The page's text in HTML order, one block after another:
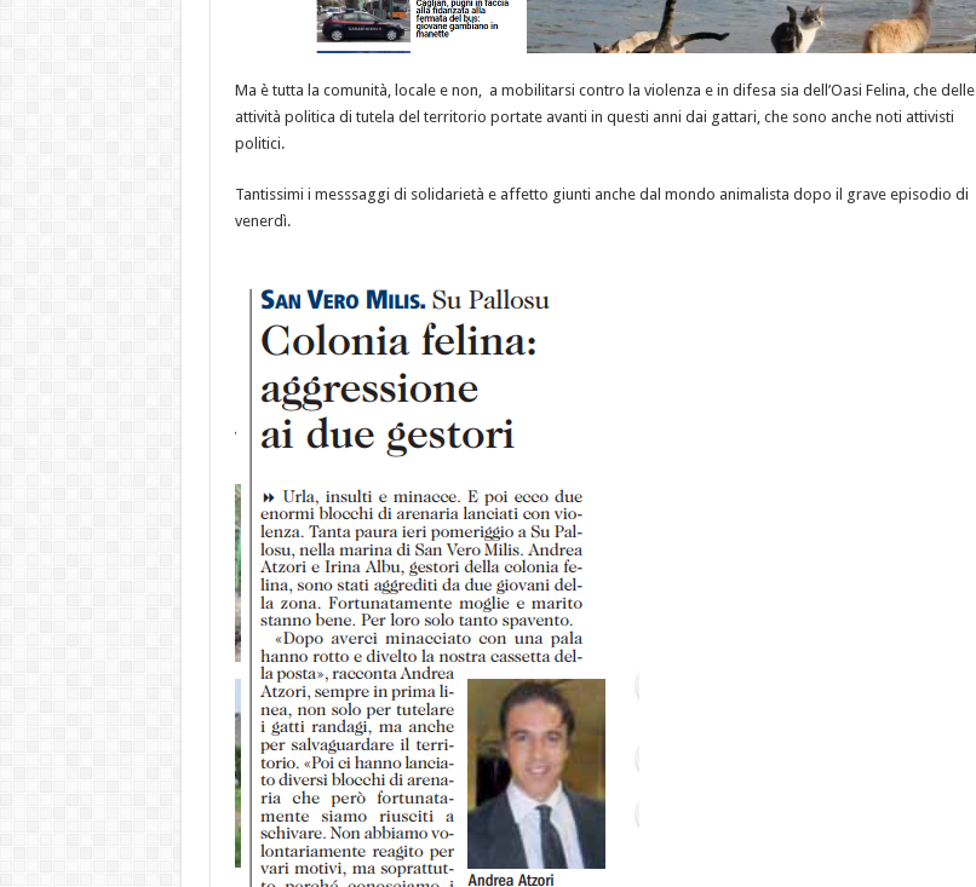
Ma è tutta la comunità, locale e non, a mobilitarsi contro la violenza e in difesa sia dell’Oasi Felina, che delle
attività politica di tutela del territorio portate avanti in questi anni dai gattari, che sono anche noti attivisti
politici.
Tantissimi i messsaggi di solidarietà e affetto giunti anche dal mondo animalista dopo il grave episodio di
venerdì.